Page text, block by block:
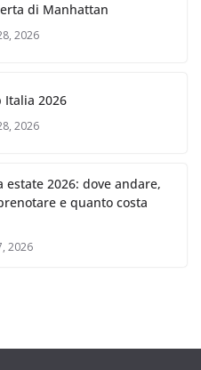
di Manhattan
2026
Italia 2026
2026
estate 2026: dove andare,
e quanto costa
2026